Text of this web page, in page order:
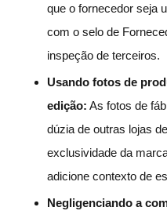
que o fornecedor seja
com o selo de
inspeção de terceiros.
Usando fotos de
edição: As fotos de
dúzia de outras lojas
exclusividade da
adicione contexto de
Negligenciando a